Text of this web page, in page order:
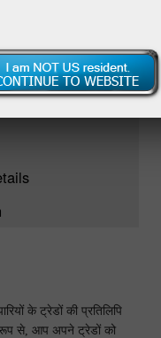
के ट्रेडों की प्रतिलिपि
रूप से, आप अपने ट्रेडों को